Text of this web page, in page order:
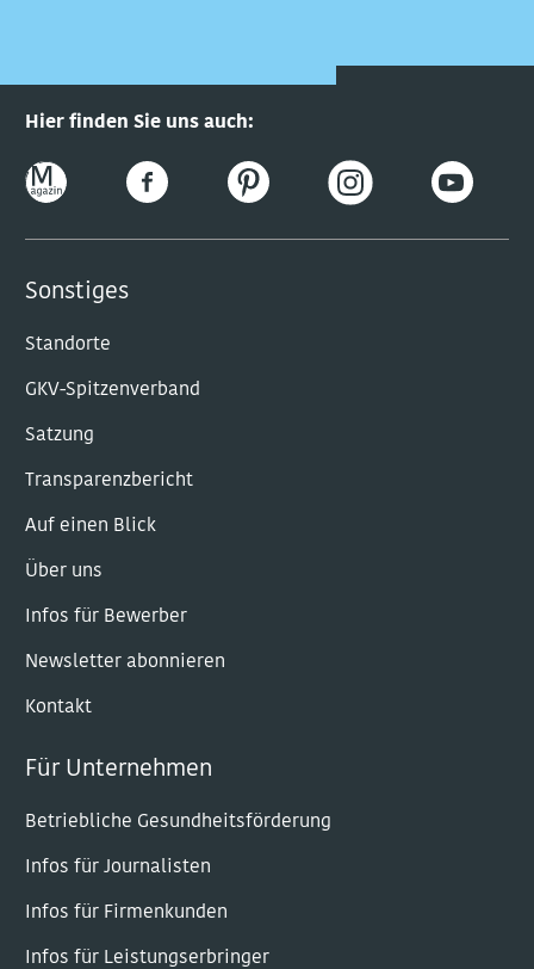
Hier finden Sie uns auch:
Sonstiges
Standorte
GKV-Spitzenverband
Satzung
Transparenzbericht
Auf einen Blick
Über uns
Infos für Bewerber
Newsletter abonnieren
Kontakt
Für Unternehmen
Betriebliche Gesundheitsförderung
Infos für Journalisten
Infos für Firmenkunden
Infos für Leistungserbringer